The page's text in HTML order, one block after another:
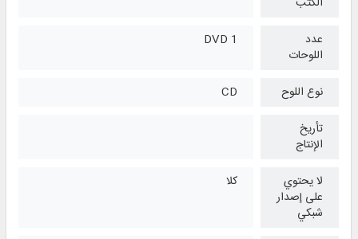
عدد
اللوحات
1 DVD
نوع اللوح
CD
تأريخ
الإنتاج
لا يحتوي
على إصدار
شبكي
كلا